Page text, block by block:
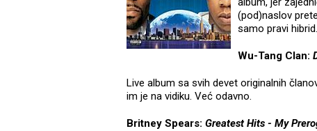
(pod)naslov
samo pravi hibrid.
Wu-Tang Clan:
Live album sa svih devet originalnih
im je na vidiku. Već odavno.
Britney Spears: Greatest Hits - My